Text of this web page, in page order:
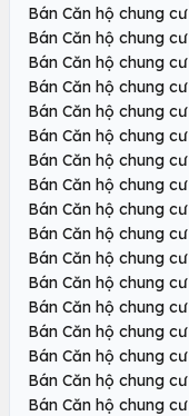
Bán Căn hộ chung cư
Bán Căn hộ chung cư
Bán Căn hộ chung cư
Bán Căn hộ chung cư
Bán Căn hộ chung cư
Bán Căn hộ chung cư
Bán Căn hộ chung cư
Bán Căn hộ chung cư
Bán Căn hộ chung cư
Bán Căn hộ chung cư
Bán Căn hộ chung cư
Bán Căn hộ chung cư
Bán Căn hộ chung cư
Bán Căn hộ chung cư
Bán Căn hộ chung cư
Bán Căn hộ chung cư
Bán Căn hộ chung cư